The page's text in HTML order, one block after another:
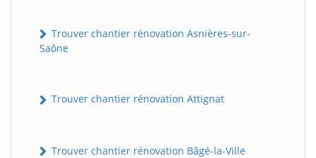
Trouver chantier rénovation Asnières-sur-
Saône
Trouver chantier rénovation Attignat
Trouver chantier rénovation Bâgé-la-Ville